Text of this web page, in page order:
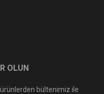
OLUN
bültenimiz ile